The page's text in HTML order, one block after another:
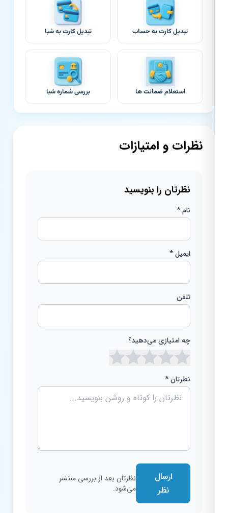
تبدیل کارت به حساب تبدیل کارت به شبا
استعلام ضمانت ها بررسی شماره شبا
نظرات و امتیازات
نظرتان را بنویسید
ایمیل *
تلفن
چه امتیازی می‌دهید؟
نظرتان *
ارسال
نظرتان بعد از بررسی منتشر
می‌شود.